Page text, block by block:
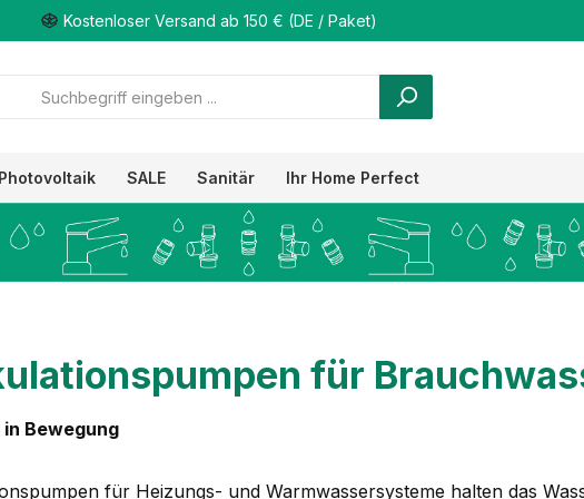
Kostenloser Versand ab 150 € (DE / Paket)
Photovoltaik SALE Sanitär Ihr Home Perfect
für
Bewegung
für Heizungs- und Warmwassersysteme halten das